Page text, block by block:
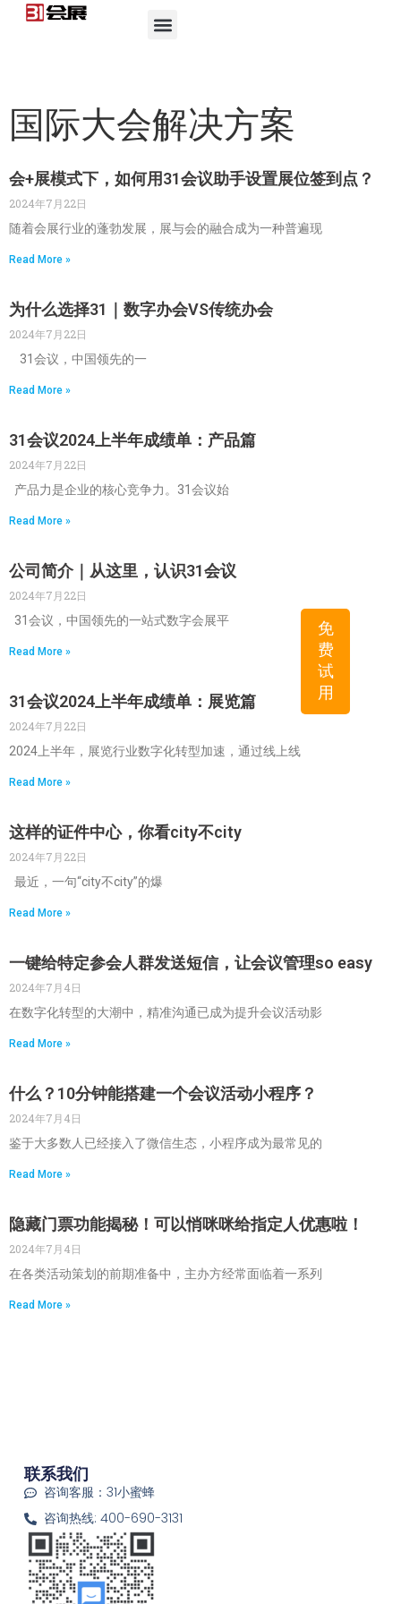
免
费
试
用
国际大会解决方案
会+展模式下，如何用31会议助手设置展位签到点？
2024年7月22日
随着会展行业的蓬勃发展，展与会的融合成为一种普遍现
Read More »
为什么选择31｜数字办会VS传统办会
2024年7月22日
31会议，中国领先的一
Read More »
31会议2024上半年成绩单：产品篇
2024年7月22日
产品力是企业的核心竞争力。31会议始
Read More »
公司简介｜从这里，认识31会议
2024年7月22日
31会议，中国领先的一站式数字会展平
Read More »
31会议2024上半年成绩单：展览篇
2024年7月22日
2024上半年，展览行业数字化转型加速，通过线上线
Read More »
这样的证件中心，你看city不city
2024年7月22日
最近，一句“city不city”的爆
Read More »
一键给特定参会人群发送短信，让会议管理so easy
2024年7月4日
在数字化转型的大潮中，精准沟通已成为提升会议活动影
Read More »
什么？10分钟能搭建一个会议活动小程序？
2024年7月4日
鉴于大多数人已经接入了微信生态，小程序成为最常见的
Read More »
隐藏门票功能揭秘！可以悄咪咪给指定人优惠啦！
2024年7月4日
在各类活动策划的前期准备中，主办方经常面临着一系列
Read More »
联系我们
咨询客服：31小蜜蜂
咨询热线: 400-690-3131